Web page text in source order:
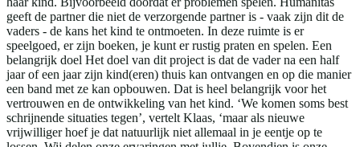
geeft de partner die niet de verzorgende partner is - vaak zijn dit de
vaders - de kans het kind te ontmoeten. In deze ruimte is er
speelgoed, er zijn boeken, je kunt er rustig praten en spelen. Een
belangrijk doel Het doel van dit project is dat de vader na een half
jaar of een jaar zijn kind(eren) thuis kan ontvangen en op die manier
een band met ze kan opbouwen. Dat is heel belangrijk voor het
vertrouwen en de ontwikkeling van het kind. ‘We komen soms best
schrijnende situaties tegen’, vertelt Klaas, ‘maar als nieuwe
vrijwilliger hoef je dat natuurlijk niet allemaal in je eentje op te